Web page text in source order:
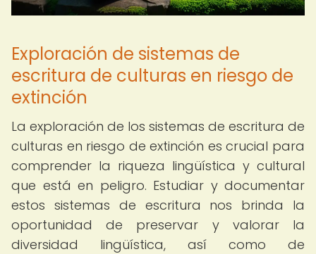
Exploración de sistemas de
escritura de culturas en riesgo de
extinción
La exploración de los sistemas de escritura de
culturas en riesgo de extinción es crucial para
comprender la riqueza lingüística y cultural
que está en peligro. Estudiar y documentar
estos sistemas de escritura nos brinda la
oportunidad de preservar y valorar la
diversidad lingüística, así como de